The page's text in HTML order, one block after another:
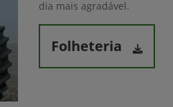
dia mais agradável.
Folheteria